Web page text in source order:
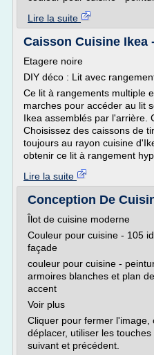
Lire la suite
Caisson Cuisine Ikea
Etagere noire
DIY déco : Lit avec
Ce lit à rangements multiple
marches pour accéder au lit
Ikea assemblés par l'arrière.
Choisissez des caissons de
toujours au rayon cuisine
obtenir ce lit à rangement
Lire la suite
Conception De
Îlot de cuisine moderne
Couleur pour cuisine - 105
façade
couleur pour cuisine -
armoires blanches et plan
accent
Voir plus
Cliquer pour fermer
déplacer, utiliser les
suivant et précédent.